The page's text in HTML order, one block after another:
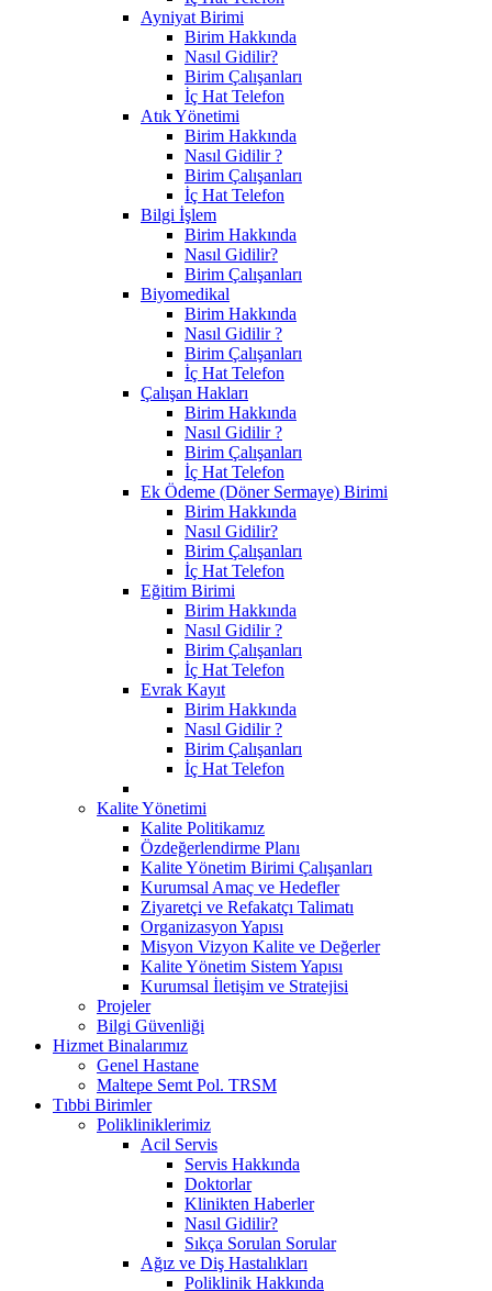
Ayniyat Birimi
Birim Hakkında
Nasıl Gidilir?
Birim Çalışanları
İç Hat Telefon
Atık Yönetimi
Birim Hakkında
Nasıl Gidilir ?
Birim Çalışanları
İç Hat Telefon
Bilgi İşlem
Birim Hakkında
Nasıl Gidilir?
Birim Çalışanları
Biyomedikal
Birim Hakkında
Nasıl Gidilir ?
Birim Çalışanları
İç Hat Telefon
Çalışan Hakları
Birim Hakkında
Nasıl Gidilir ?
Birim Çalışanları
İç Hat Telefon
Ek Ödeme (Döner Sermaye) Birimi
Birim Hakkında
Nasıl Gidilir?
Birim Çalışanları
İç Hat Telefon
Eğitim Birimi
Birim Hakkında
Nasıl Gidilir ?
Birim Çalışanları
İç Hat Telefon
Evrak Kayıt
Birim Hakkında
Nasıl Gidilir ?
Birim Çalışanları
İç Hat Telefon
Kalite Yönetimi
Kalite Politikamız
Özdeğerlendirme Planı
Kalite Yönetim Birimi Çalışanları
Kurumsal Amaç ve Hedefler
Ziyaretçi ve Refakatçı Talimatı
Organizasyon Yapısı
Misyon Vizyon Kalite ve Değerler
Kalite Yönetim Sistem Yapısı
Kurumsal İletişim ve Stratejisi
Projeler
Bilgi Güvenliği
Hizmet Binalarımız
Genel Hastane
Maltepe Semt Pol. TRSM
Tıbbi Birimler
Polikliniklerimiz
Acil Servis
Servis Hakkında
Doktorlar
Klinikten Haberler
Nasıl Gidilir?
Sıkça Sorulan Sorular
Ağız ve Diş Hastalıkları
Poliklinik Hakkında